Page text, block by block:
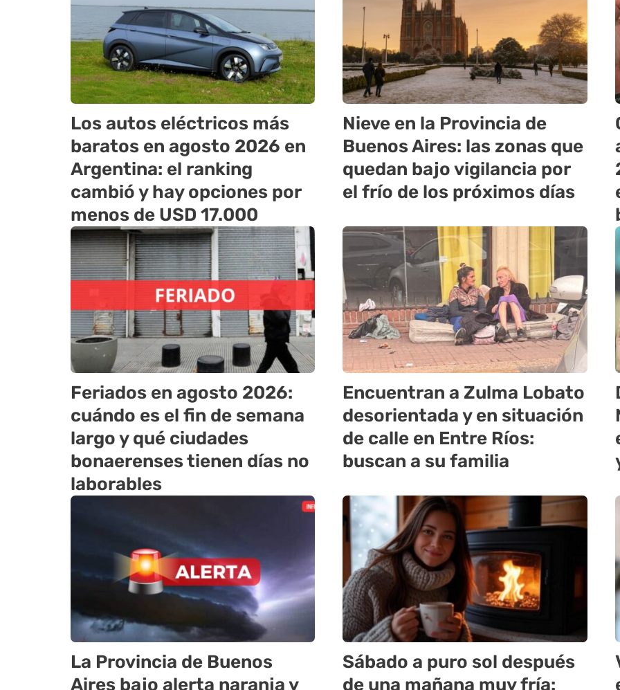
Los autos eléctricos más
baratos en agosto 2026 en
Argentina: el ranking
cambió y hay opciones por
menos de USD 17.000
Nieve en la Provincia de
Buenos Aires: las zonas que
quedan bajo vigilancia por
el frío de los próximos días
Feriados en agosto 2026:
cuándo es el fin de semana
largo y qué ciudades
bonaerenses tienen días no
laborables
Encuentran a Zulma Lobato
desorientada y en situación
de calle en Entre Ríos:
buscan a su familia
La Provincia de Buenos
Aires bajo alerta naranja y
Sábado a puro sol después
de una mañana muy fría: